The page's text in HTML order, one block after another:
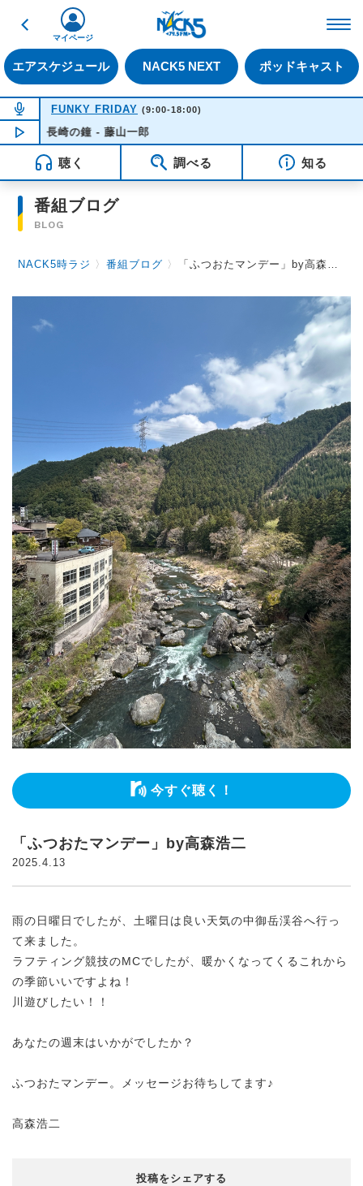
戻る
エアスケジュール NACK5 NEXT ポッドキャスト
マイページ
NOW ON AIR
FUNKY FRIDAY (9:00-18:00)
NOW PLAYING14:21
長崎の鐘 - 藤山一郎
聴く 調べる 知る
番組ブログ
BLOG
NACK5時ラジ 〉番組ブログ 〉 「ふつおたマンデー」by高森浩二
今すぐ聴く！
「ふつおたマンデー」by高森浩二
2025.4.13
雨の日曜日でしたが、土曜日は良い天気の中御岳渓谷へ行っ
て来ました。
ラフティング競技のMCでしたが、暖かくなってくるこれから
の季節いいですよね！
川遊びしたい！！
あなたの週末はいかがでしたか？
ふつおたマンデー。メッセージお待ちしてます♪
高森浩二
投稿をシェアする